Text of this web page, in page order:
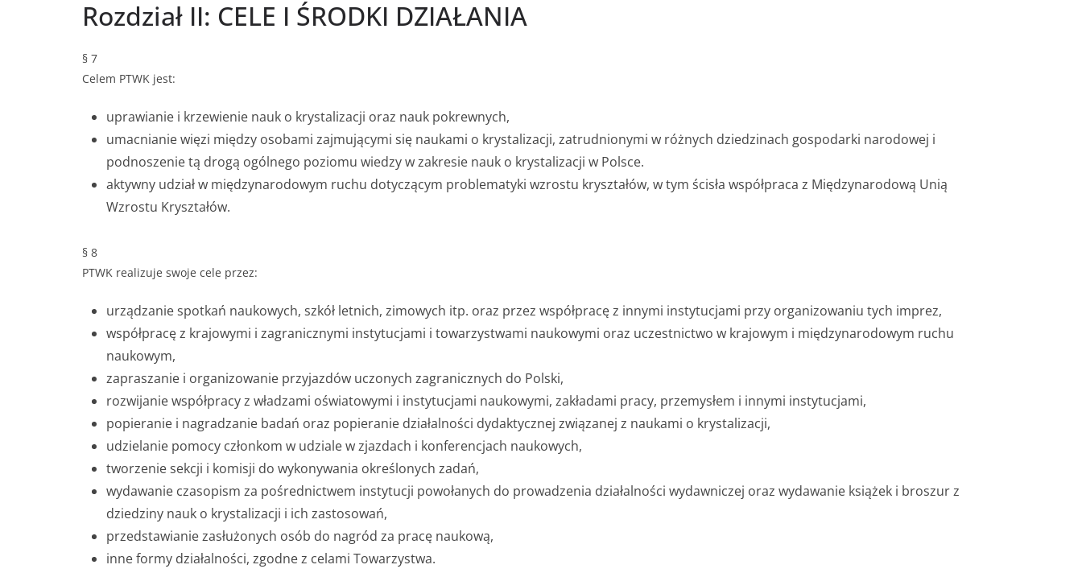
Rozdział II: CELE I ŚRODKI DZIAŁANIA
§ 7
Celem PTWK jest:
uprawianie i krzewienie nauk o krystalizacji oraz nauk pokrewnych,
umacnianie więzi między osobami zajmującymi się naukami o krystalizacji, zatrudnionymi w różnych dziedzinach gospodarki narodowej i
podnoszenie tą drogą ogólnego poziomu wiedzy w zakresie nauk o krystalizacji w Polsce.
aktywny udział w międzynarodowym ruchu dotyczącym problematyki wzrostu kryształów, w tym ścisła współpraca z Międzynarodową Unią
Wzrostu Kryształów.
§ 8
PTWK realizuje swoje cele przez:
urządzanie spotkań naukowych, szkół letnich, zimowych itp. oraz przez współpracę z innymi instytucjami przy organizowaniu tych imprez,
współpracę z krajowymi i zagranicznymi instytucjami i towarzystwami naukowymi oraz uczestnictwo w krajowym i międzynarodowym ruchu
naukowym,
zapraszanie i organizowanie przyjazdów uczonych zagranicznych do Polski,
rozwijanie współpracy z władzami oświatowymi i instytucjami naukowymi, zakładami pracy, przemysłem i innymi instytucjami,
popieranie i nagradzanie badań oraz popieranie działalności dydaktycznej związanej z naukami o krystalizacji,
udzielanie pomocy członkom w udziale w zjazdach i konferencjach naukowych,
tworzenie sekcji i komisji do wykonywania określonych zadań,
wydawanie czasopism za pośrednictwem instytucji powołanych do prowadzenia działalności wydawniczej oraz wydawanie książek i broszur z
dziedziny nauk o krystalizacji i ich zastosowań,
przedstawianie zasłużonych osób do nagród za pracę naukową,
inne formy działalności, zgodne z celami Towarzystwa.